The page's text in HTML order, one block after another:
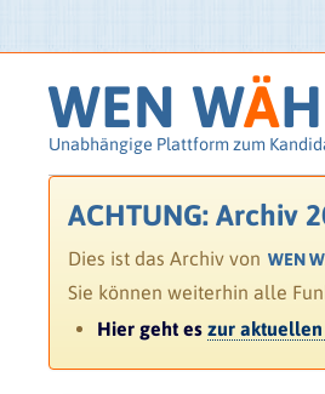
WEN WÄ
Unabhängige Plattform zum
ACHTUNG: Archiv
Dies ist das Archiv von WEN W
Sie können weiterhin alle
Hier geht eszur